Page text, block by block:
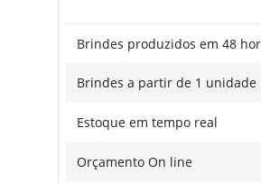
Brindes produzidos em 48
Brindes a partir de 1 unidade
Estoque em tempo real
Orçamento On line